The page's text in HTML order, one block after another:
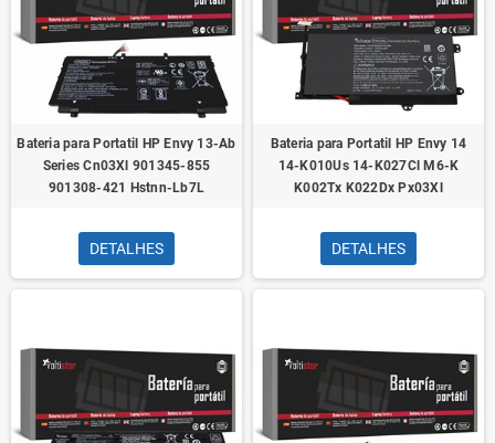
Bateria para Portatil HP Envy 13-Ab
Series Cn03Xl 901345-855
901308-421 Hstnn-Lb7L
DETALHES
Bateria para Portatil HP Envy 14
14-K010Us 14-K027Cl M6-K
K002Tx K022Dx Px03Xl
DETALHES